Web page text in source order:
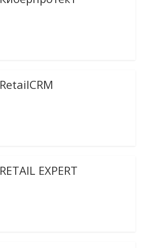
RetailCRM
RETAIL EXPERT